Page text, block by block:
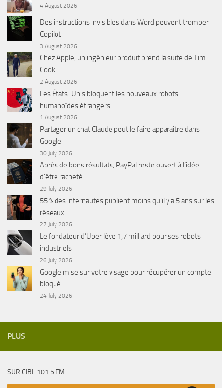
4 August 2026
Des instructions invisibles dans Word peuvent tromper
Copilot
3 August 2026
Chez Apple, un ingénieur produit prend la suite de Tim
Cook
2 August 2026
Les États-Unis bloquent les nouveaux robots
humanoïdes étrangers
1 August 2026
Partager un chat Claude peut le faire apparaître dans
Google
30 July 2026
Après de bons résultats, PayPal reste ouvert à l’idée
d’être racheté
29 July 2026
55 % des internautes publient moins qu’il y a 5 ans sur les
réseaux
27 July 2026
Le fondateur d’Uber lève 1,7 milliard pour ses robots
industriels
26 July 2026
Google mise sur votre visage pour récupérer un compte
bloqué
24 July 2026
PLUS
SUR CIBL 101.5 FM